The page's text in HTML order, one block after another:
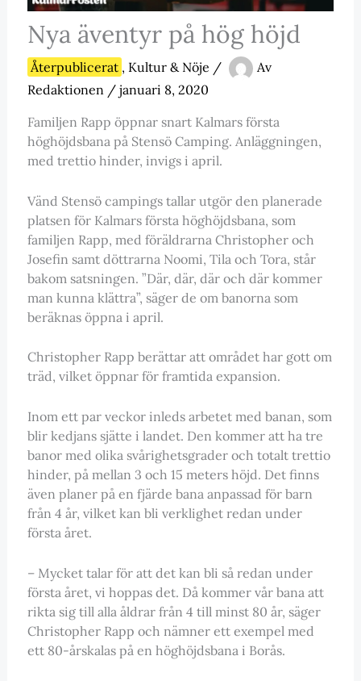
Nya äventyr på hög höjd
Återpublicerat , Kultur & Nöje /
Av
Redaktionen / januari 8, 2020
Familjen Rapp öppnar snart Kalmars första
höghöjdsbana på Stensö Camping. Anläggningen,
med trettio hinder, invigs i april.
Vänd Stensö campings tallar utgör den planerade
platsen för Kalmars första höghöjdsbana, som
familjen Rapp, med föräldrarna Christopher och
Josefin samt döttrarna Noomi, Tila och Tora, står
bakom satsningen. ”Där, där, där och där kommer
man kunna klättra”, säger de om banorna som
beräknas öppna i april.
Christopher Rapp berättar att området har gott om
träd, vilket öppnar för framtida expansion.
Inom ett par veckor inleds arbetet med banan, som
blir kedjans sjätte i landet. Den kommer att ha tre
banor med olika svårighetsgrader och totalt trettio
hinder, på mellan 3 och 15 meters höjd. Det finns
även planer på en fjärde bana anpassad för barn
från 4 år, vilket kan bli verklighet redan under
första året.
– Mycket talar för att det kan bli så redan under
första året, vi hoppas det. Då kommer vår bana att
rikta sig till alla åldrar från 4 till minst 80 år, säger
Christopher Rapp och nämner ett exempel med
ett 80-årskalas på en höghöjdsbana i Borås.